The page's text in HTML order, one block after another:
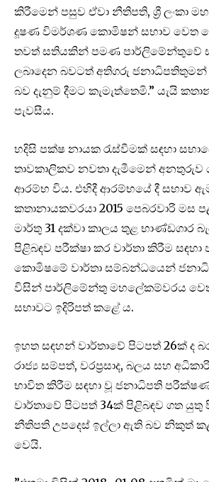
කිරීමෙන් පසුව ඒවා නීතිපති, ශ්‍රී ලංකා
දූෂණ විමර්ශණ කොමිෂන් සභාව වෙත
තවත් සතියකින් පමණ පාර්ලිමේන්තුවේ
ලබාදෙන බවටත් අතිගරු
බව දැනුම් දීමට කැමැත්තෙමි.” යැයි
පැවසීය.
හදිසි පක්ෂ නායක රැස්වීමක් සඳහා
තාවකාලිකව නවතා දැමීමෙන්
ආරම්භ විය. එහිදී ආරම්භයේ දී සභාව
කතානායකවරයා 2015 පෙබරවාරි මස
මාර්තු 31 දක්වා කාලය තුළ භාණ්ඩගාර
පිළිබඳව පරීක්ෂා කර වාර්තා කිරීම
කොමිෂමේ වාර්තා සම්බන්ධයෙන්
විසින් පාර්ලිමේන්තු මහලේකම්වරය
සභාවට ඉදිරිපත් කළේ ය.
ඉහත සඳහන් වාර්තාවේ පිටපත් 26ක් ද
රාජ්‍ය සම්පත්, වරප්‍රසාද, බලය සහ
භාවිත කිරීම සඳහා වූ ජනාධිපති
වාර්තාවේ පිටපත් 34ක් පිළිබඳව ගත යුතු
නීතිපති උපදෙස් ඉල්ලා ඇති බව නිකුත්
වෙයි.